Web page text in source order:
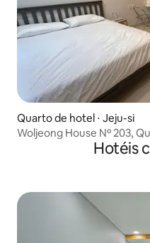
Quarto de hotel ⋅ Jeju-si
Woljeong House Nº 203,
Hotéis